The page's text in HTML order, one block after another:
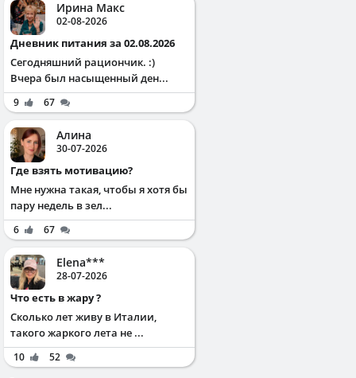
Ирина Макс
02-08-2026
Дневник питания за 02.08.2026
Сегодняшний рациончик. :)
Вчера был насыщенный ден...
9 67
Алина
30-07-2026
Где взять мотивацию?
Мне нужна такая, чтобы я хотя бы
пару недель в зел...
6 67
Elena***
28-07-2026
Что есть в жару ?
Сколько лет живу в Италии,
такого жаркого лета не ...
10
52